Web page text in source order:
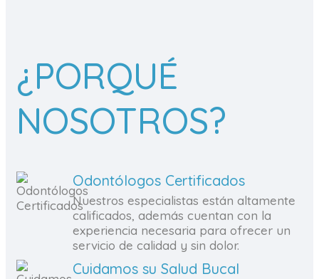
¿PORQUÉ
NOSOTROS?
Odontólogos Certificados
Nuestros especialistas están altamente
calificados, además cuentan con la
experiencia necesaria para ofrecer un
servicio de calidad y sin dolor.
Cuidamos su Salud Bucal